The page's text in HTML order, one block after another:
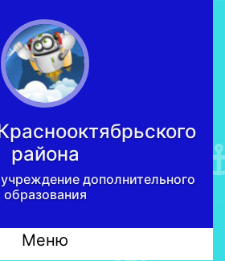
района
дополнительного
образования
Меню